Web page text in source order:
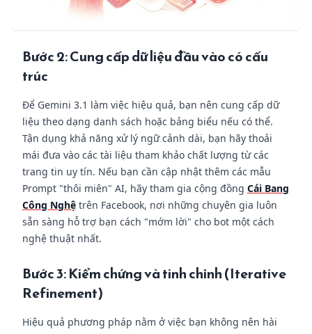
Bước 2: Cung cấp dữ liệu đầu vào có cấu
trúc
Để Gemini 3.1 làm việc hiệu quả, bạn nên cung cấp dữ
liệu theo dạng danh sách hoặc bảng biểu nếu có thể.
Tận dụng khả năng xử lý ngữ cảnh dài, bạn hãy thoải
mái đưa vào các tài liệu tham khảo chất lượng từ các
trang tin uy tín. Nếu bạn cần cập nhật thêm các mẫu
Prompt "thôi miên" AI, hãy tham gia cộng đồng Cái Bang
Công Nghệ trên Facebook, nơi những chuyên gia luôn
sẵn sàng hỗ trợ bạn cách "mớm lời" cho bot một cách
nghệ thuật nhất.
Bước 3: Kiểm chứng và tinh chỉnh (Iterative
Refinement)
Hiệu quả phương pháp nằm ở việc bạn không nên hài